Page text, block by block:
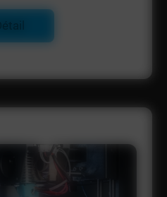
Détail